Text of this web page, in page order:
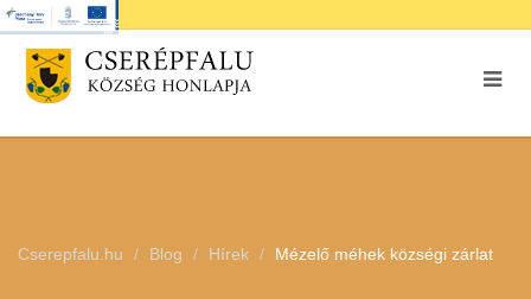
Cserepfalu.hu Blog Hírek Mézelő méhek községi zárlat